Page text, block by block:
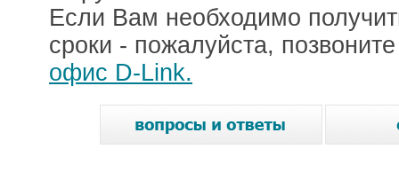
Если Вам необходимо
сроки - пожалуйста,
офис D-Link.